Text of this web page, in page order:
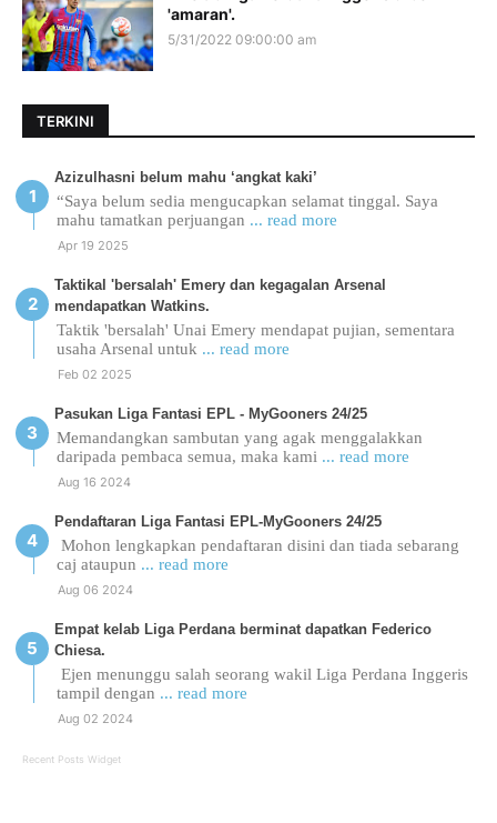
'amaran'.
5/31/2022 09:00:00 am
TERKINI
Azizulhasni belum mahu ‘angkat kaki’
“Saya belum sedia mengucapkan selamat tinggal. Saya
mahu tamatkan perjuangan ... read more
Apr 19 2025
Taktikal 'bersalah' Emery dan kegagalan Arsenal
mendapatkan Watkins.
Taktik 'bersalah' Unai Emery mendapat pujian, sementara
usaha Arsenal untuk ... read more
Feb 02 2025
Pasukan Liga Fantasi EPL - MyGooners 24/25
Memandangkan sambutan yang agak menggalakkan
daripada pembaca semua, maka kami ... read more
Aug 16 2024
Pendaftaran Liga Fantasi EPL-MyGooners 24/25
Mohon lengkapkan pendaftaran disini dan tiada sebarang
caj ataupun ... read more
Aug 06 2024
Empat kelab Liga Perdana berminat dapatkan Federico
Chiesa.
Ejen menunggu salah seorang wakil Liga Perdana Inggeris
tampil dengan ... read more
Aug 02 2024
Recent Posts Widget